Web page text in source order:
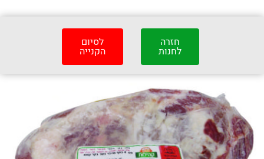
חזרה
לחנות
לסיום
הקנייה